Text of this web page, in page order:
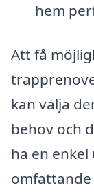
hem
Att få
kan välja
behov och
ha en